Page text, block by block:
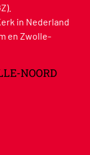
in Nederland
en Zwolle-
NOORD